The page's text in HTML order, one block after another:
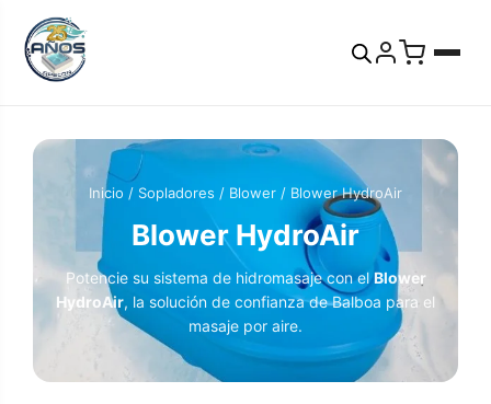
Inicio / Sopladores / Blower / Blower HydroAir
Blower HydroAir
Potencie su sistema de hidromasaje con elBlower
HydroAir, la solución de confianza de Balboa para el
masaje por aire.